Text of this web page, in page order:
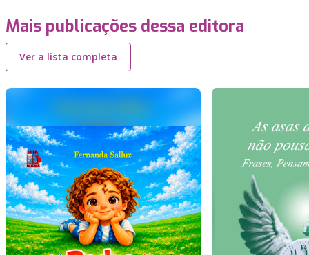
Mais publicações dessa editora
Ver a lista completa